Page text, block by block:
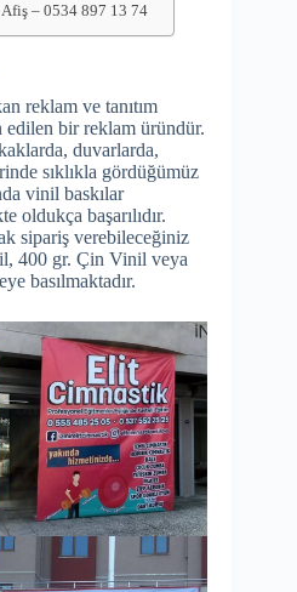
Afiş – 0534 897 13 74
reklam ve tanıtım
bir reklam üründür.
duvarlarda,
sıklıkla gördüğümüz
vinil baskılar
oldukça başarılıdır.
sipariş verebileceğiniz
400 gr. Çin Vinil veya
basılmaktadır.